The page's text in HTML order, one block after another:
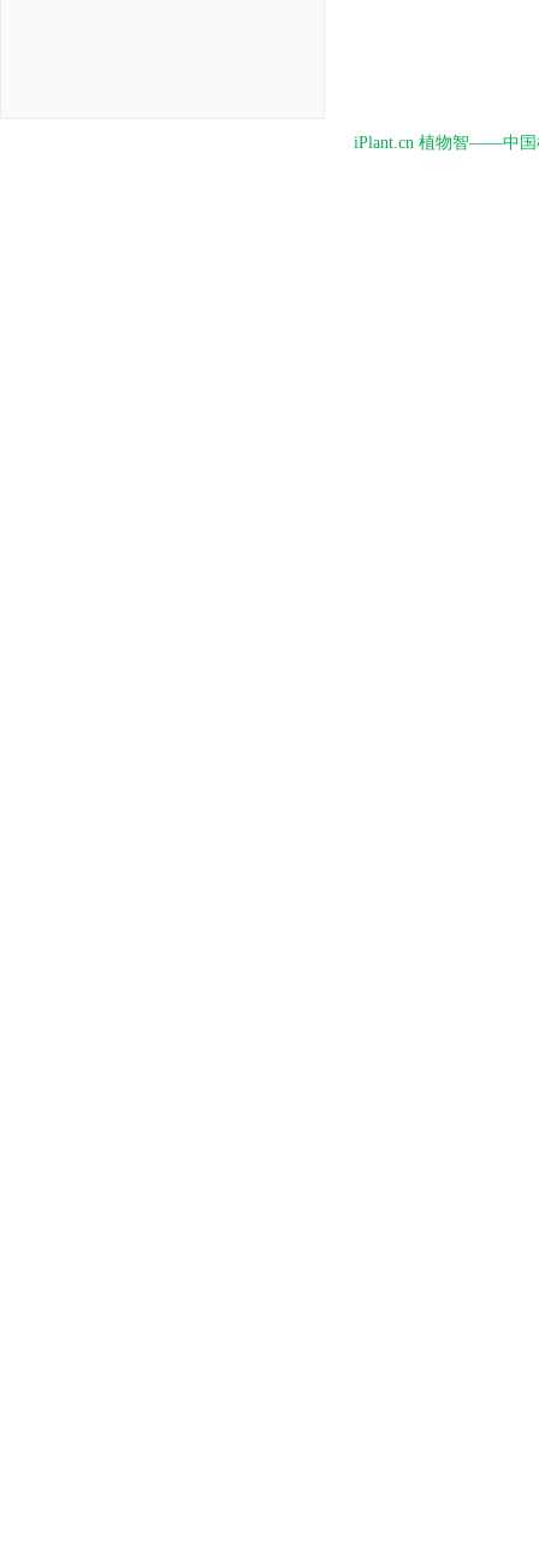
iPlant.cn 植物智——中国